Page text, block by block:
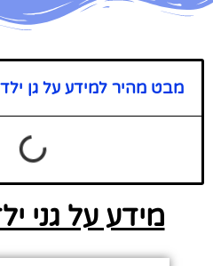
מבט מהיר למידע על גן
מידע על גני